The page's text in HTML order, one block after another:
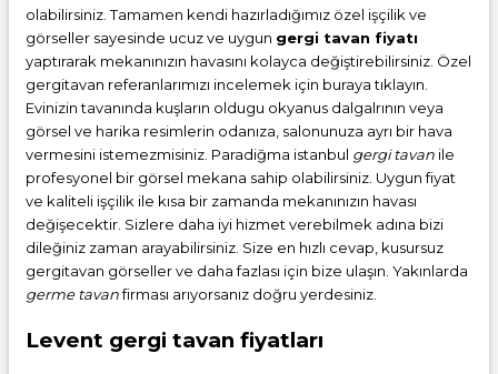
olabilirsiniz. Tamamen kendi hazırladığımız özel işçilik ve
görseller sayesinde ucuz ve uygun gergi tavan fiyatı
yaptırarak mekanınızın havasını kolayca değiştirebilirsiniz. Özel
gergitavan referanlarımızı incelemek için buraya tıklayın.
Evinizin tavanında kuşların oldugu okyanus dalgalrının veya
görsel ve harika resimlerin odanıza, salonunuza ayrı bir hava
vermesini istemezmisiniz. Paradiğma istanbul gergi tavan ile
profesyonel bir görsel mekana sahip olabilirsiniz. Uygun fiyat
ve kaliteli işçilik ile kısa bir zamanda mekanınızın havası
değişecektir. Sizlere daha iyi hizmet verebilmek adına bizi
dileğiniz zaman arayabilirsiniz. Size en hızlı cevap, kusursuz
gergitavan görseller ve daha fazlası için bize ulaşın. Yakınlarda
germe tavanfirması arıyorsanız doğru yerdesiniz.
Levent gergi tavan fiyatları